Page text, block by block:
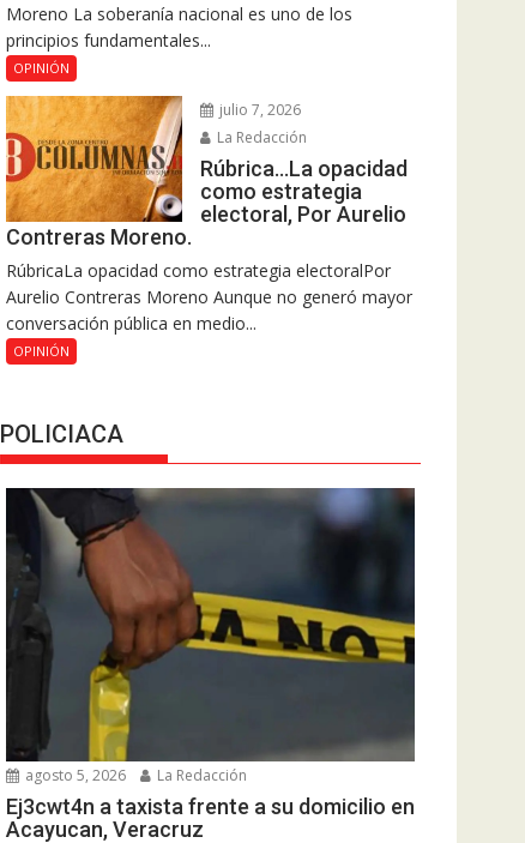
Moreno La soberanía nacional es uno de los
principios fundamentales...
OPINIÓN
julio 7, 2026
La Redacción
Rúbrica…La opacidad
como estrategia
electoral, Por Aurelio
Contreras Moreno.
RúbricaLa opacidad como estrategia electoralPor
Aurelio Contreras Moreno Aunque no generó mayor
conversación pública en medio...
OPINIÓN
POLICIACA
agosto 5, 2026 La Redacción
Ej3cwt4n a taxista frente a su domicilio en
Acayucan, Veracruz